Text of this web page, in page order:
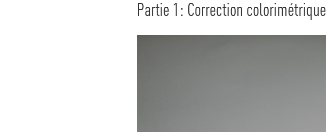
Partie 1: Correction colorimétrique